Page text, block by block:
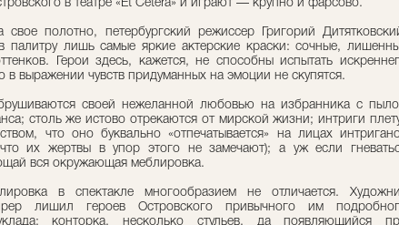
в театре «Et Cetera» и играют — крупно и фарсово.
свое полотно, петербургский режиссер Григорий
палитру лишь самые яркие актерские краски: сочные,
Герои здесь, кажется, не способны испытать
в выражении чувств придуманных на эмоции не скупятся.
своей нежеланной любовью на избранника с
столь же истово отрекаются от мирской жизни; интриги
что оно буквально «отпечатывается» на лицах
что их жертвы в упор этого не замечают); а уж если
вся окружающая меблировка.
в спектакле многообразием не отличается.
лишил героев Островского привычного им
конторка, несколько стульев, да появляющийся